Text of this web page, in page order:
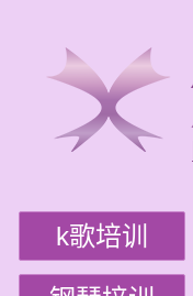
k歌培训